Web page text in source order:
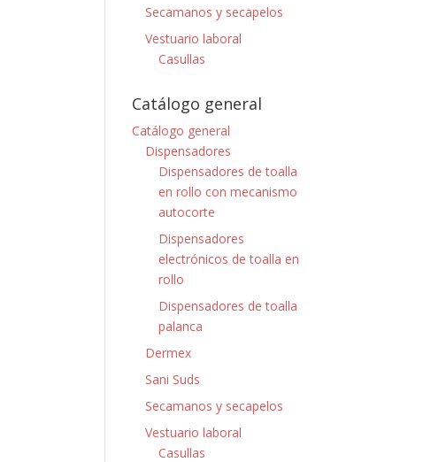
Secamanos y secapelos
Vestuario laboral
Casullas
Catálogo general
Catálogo general
Dispensadores
Dispensadores de toalla
en rollo con mecanismo
autocorte
Dispensadores
electrónicos de toalla en
rollo
Dispensadores de toalla
palanca
Dermex
Sani Suds
Secamanos y secapelos
Vestuario laboral
Casullas